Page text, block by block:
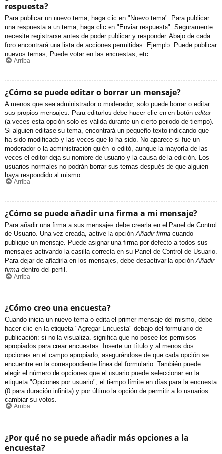
respuesta?
Para publicar un nuevo tema, haga clic en "Nuevo tema". Para publicar
una respuesta a un tema, haga clic en "Enviar respuesta". Seguramente
necesite registrarse antes de poder publicar y responder. Abajo de cada
foro encontrará una lista de acciones permitidas. Ejemplo: Puede publicar
nuevos temas, Puede votar en las encuestas, etc.
Arriba
¿Cómo se puede editar o borrar un mensaje?
A menos que sea administrador o moderador, solo puede borrar o editar
sus propios mensajes. Para editarlos debe hacer clic en en botón editar
(a veces esta opción solo es válida durante un cierto periodo de tiempo).
Si alguien editase su tema, encontrará un pequeño texto indicando que
ha sido modificado y las veces que lo ha sido. No aparece si fue un
moderador o la administración quién lo editó, aunque la mayoría de las
veces el editor deja su nombre de usuario y la causa de la edición. Los
usuarios normales no podrán borrar sus temas después de que alguien
haya respondido al mismo.
Arriba
¿Cómo se puede añadir una firma a mi mensaje?
Para añadir una firma a sus mensajes debe crearla en el Panel de Control
de Usuario. Una vez creada, active la opciónAñadir firma cuando
publique un mensaje. Puede asignar una firma por defecto a todos sus
mensajes activando la casilla correcta en su Panel de Control de Usuario.
Para dejar de añadirla en los mensajes, debe desactivar la opciónAñadir
firma dentro del perfil.
Arriba
¿Cómo creo una encuesta?
Cuando inicia un nuevo tema o edita el primer mensaje del mismo, debe
hacer clic en la etiqueta "Agregar Encuesta" debajo del formulario de
publicación; si no la visualiza, significa que no posee los permisos
apropiados para crear encuestas. Inserte un título y al menos dos
opciones en el campo apropiado, asegurándose de que cada opción se
encuentre en la correspondiente línea del formulario. También puede
elegir el número de opciones que el usuario puede seleccionar en la
etiqueta "Opciones por usuario", el tiempo límite en días para la encuesta
(0 para duración infinita) y por último la opción de permitir a lo usuarios
cambiar su votos.
Arriba
¿Por qué no se puede añadir más opciones a la
encuesta?